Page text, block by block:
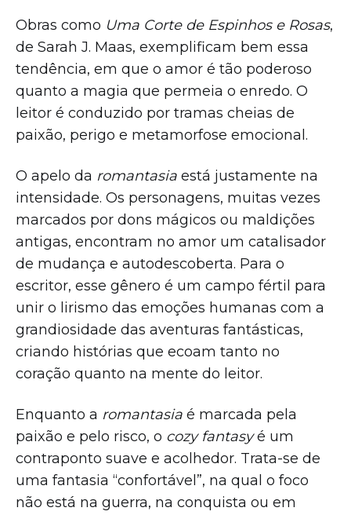
Obras como Uma Corte de Espinhos e Rosas,
de Sarah J. Maas, exemplificam bem essa
tendência, em que o amor é tão poderoso
quanto a magia que permeia o enredo. O
leitor é conduzido por tramas cheias de
paixão, perigo e metamorfose emocional.
O apelo da romantasia está justamente na
intensidade. Os personagens, muitas vezes
marcados por dons mágicos ou maldições
antigas, encontram no amor um catalisador
de mudança e autodescoberta. Para o
escritor, esse gênero é um campo fértil para
unir o lirismo das emoções humanas com a
grandiosidade das aventuras fantásticas,
criando histórias que ecoam tanto no
coração quanto na mente do leitor.
Enquanto a romantasia é marcada pela
paixão e pelo risco, o cozy fantasyé um
contraponto suave e acolhedor. Trata-se de
uma fantasia “confortável”, na qual o foco
não está na guerra, na conquista ou em